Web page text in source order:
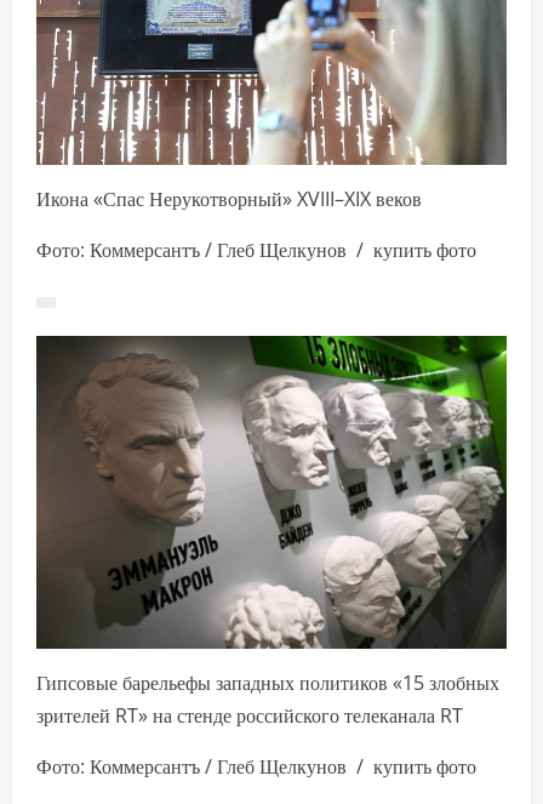
Икона «Спас Нерукотворный» XVIII–XIX веков
Фото: Коммерсантъ / Глеб Щелкунов / купить фото
Гипсовые барельефы западных политиков «15 злобных
зрителей RT» на стенде российского телеканала RT
Фото: Коммерсантъ / Глеб Щелкунов / купить фото